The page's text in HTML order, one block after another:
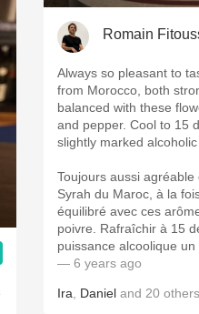
Romain
Always so pleasant to
from Morocco, both
balanced with these
and pepper. Cool to 15 degrees to balance the
slightly marked alcoholic
Toujours aussi
Syrah du Maroc, à la
équilibré avec ces
poivre. Rafraîchir à 15
puissance alcoolique un
— 6 years ago
Ira Daniel and 20 others